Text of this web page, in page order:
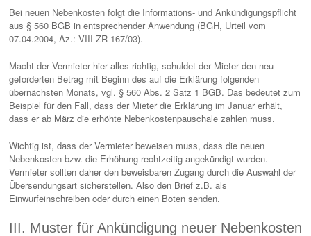
Bei neuen Nebenkosten folgt die Informations- und Ankündigungspflicht
aus § 560 BGB in entsprechender Anwendung (BGH, Urteil vom
07.04.2004, Az.: VIII ZR 167/03).
Macht der Vermieter hier alles richtig, schuldet der Mieter den neu
geforderten Betrag mit Beginn des auf die Erklärung folgenden
übernächsten Monats, vgl. § 560 Abs. 2 Satz 1 BGB. Das bedeutet zum
Beispiel für den Fall, dass der Mieter die Erklärung im Januar erhält,
dass er ab März die erhöhte Nebenkostenpauschale zahlen muss.
Wichtig ist, dass der Vermieter beweisen muss, dass die neuen
Nebenkosten bzw. die Erhöhung rechtzeitig angekündigt wurden.
Vermieter sollten daher den beweisbaren Zugang durch die Auswahl der
Übersendungsart sicherstellen. Also den Brief z.B. als
Einwurfeinschreiben oder durch einen Boten senden.
III. Muster für Ankündigung neuer Nebenkosten